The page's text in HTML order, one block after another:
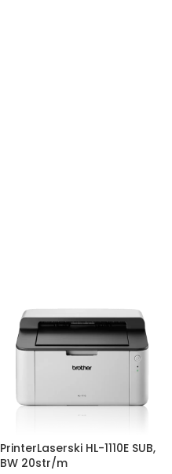
PrinterLaserski HL-1110E SUB,
BW 20str/m